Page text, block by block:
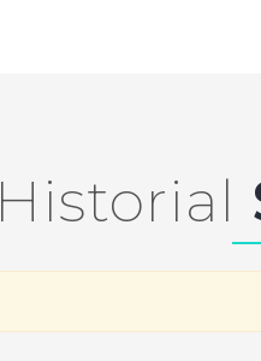
Historial